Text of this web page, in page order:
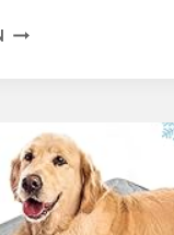
NIBESSER
HUNDE
SELBST
KÜHLENDE
HUNDEMATTE